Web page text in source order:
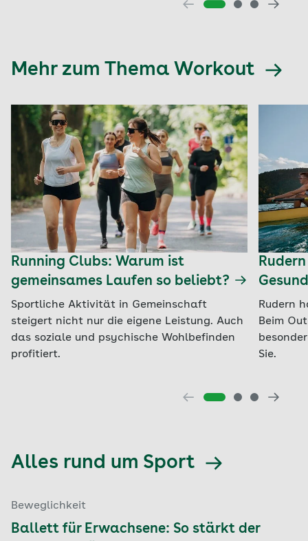
Mehr zum Thema Workout
Running Clubs: Warum ist
gemeinsames Laufen so beliebt?
Sportliche Aktivität in Gemeinschaft
steigert nicht nur die eigene Leistung. Auch
das soziale und psychische Wohlbefinden
profitiert.
Rudern
Beim
Sie.
Alles rund um Sport
Beweglichkeit
Ballett für Erwachsene: So stärkt der